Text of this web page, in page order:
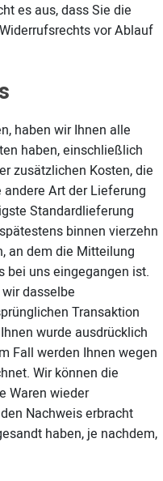
es aus, dass Sie die
vor Ablauf
haben wir Ihnen alle
haben, einschließlich
zusätzlichen Kosten, die
Art der Lieferung
Standardlieferung
binnen vierzehn
an dem die Mitteilung
bei uns eingegangen ist.
dasselbe
Transaktion
wurde ausdrücklich
Fall werden Ihnen wegen
Wir können die
Waren wieder
Nachweis erbracht
haben, je nachdem,